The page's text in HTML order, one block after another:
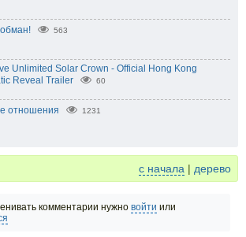
обман! 563
Unlimited Solar Crown - Official Hong Kong
Reveal Trailer
60
отношения 1231
с начала | дерево
комментарии нужно войти или